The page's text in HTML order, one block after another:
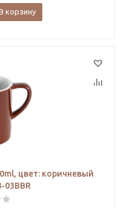
корзину
цвет: коричневый
03BBR